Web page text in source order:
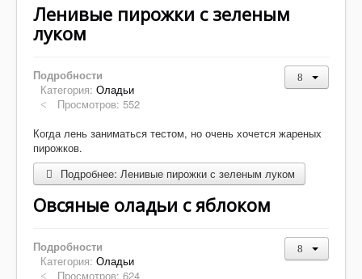
Закуски, бутерброды
Напитки
Творог
Ленивые пирожки с зеленым
луком
Подробности
Категория: Оладьи
Просмотров: 552
Когда лень заниматься тестом, но очень хочется жареных
пирожков.
Подробнее: Ленивые пирожки с зеленым луком
Овсяные оладьи с яблоком
Подробности
Категория: Оладьи
Просмотров: 624